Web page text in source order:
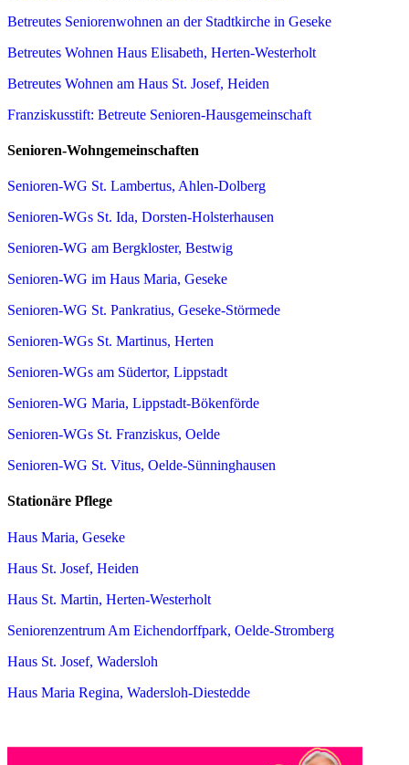
Betreutes Seniorenwohnen an der Stadtkirche in Geseke
Betreutes Wohnen Haus Elisabeth, Herten-Westerholt
Betreutes Wohnen am Haus St. Josef, Heiden
Franziskusstift: Betreute Senioren-Hausgemeinschaft
Senioren-Wohngemeinschaften
Senioren-WG St. Lambertus, Ahlen-Dolberg
Senioren-WGs St. Ida, Dorsten-Holsterhausen
Senioren-WG am Bergkloster, Bestwig
Senioren-WG im Haus Maria, Geseke
Senioren-WG St. Pankratius, Geseke-Störmede
Senioren-WGs St. Martinus, Herten
Senioren-WGs am Südertor, Lippstadt
Senioren-WG Maria, Lippstadt-Bökenförde
Senioren-WGs St. Franziskus, Oelde
Senioren-WG St. Vitus, Oelde-Sünninghausen
Stationäre Pflege
Haus Maria, Geseke
Haus St. Josef, Heiden
Haus St. Martin, Herten-Westerholt
Seniorenzentrum Am Eichendorffpark, Oelde-Stromberg
Haus St. Josef, Wadersloh
Haus Maria Regina, Wadersloh-Diestedde